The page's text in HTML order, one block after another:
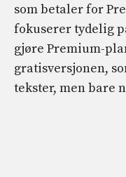
som betaler for
fokuserer tydelig
gjøre Premium-
gratisversjonen,
tekster, men bare